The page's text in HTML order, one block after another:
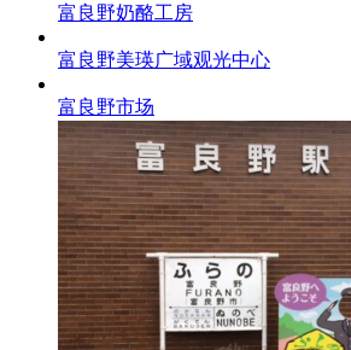
富良野奶酪工房
富良野美瑛广域观光中心
富良野市场